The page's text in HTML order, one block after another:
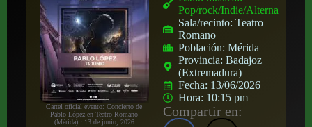
Cartel oficial evento: Concierto de
Pablo López en Teatro Romano
(Mérida) · 13 de junio, 2026
Pop/rock/Indie/Alternativo
Sala/recinto:Teatro
Romano
Población:Mérida
Provincia:Badajoz
(Extremadura)
Fecha: 13/06/2026
Hora: 10:15 pm
Compartir en: